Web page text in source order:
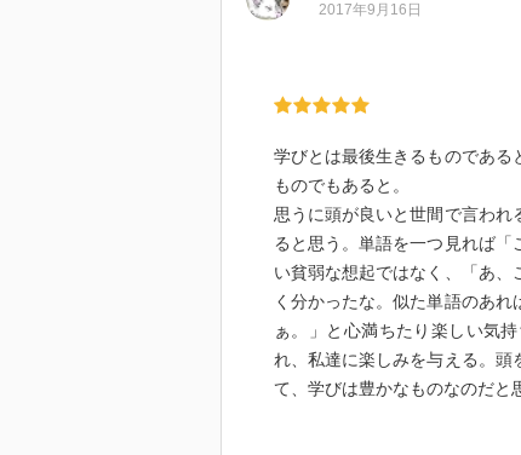
2017年9月16日
学びとは最後生きるものである
ものでもあると。
思うに頭が良いと世間で言わ
ると思う。単語を一つ見れば
い貧弱な想起ではなく、「あ
く分かったな。似た単語のあ
ぁ。」と心満ちたり楽しい気
れ、私達に楽しみを与える。頭
て、学びは豊かなものなのだと